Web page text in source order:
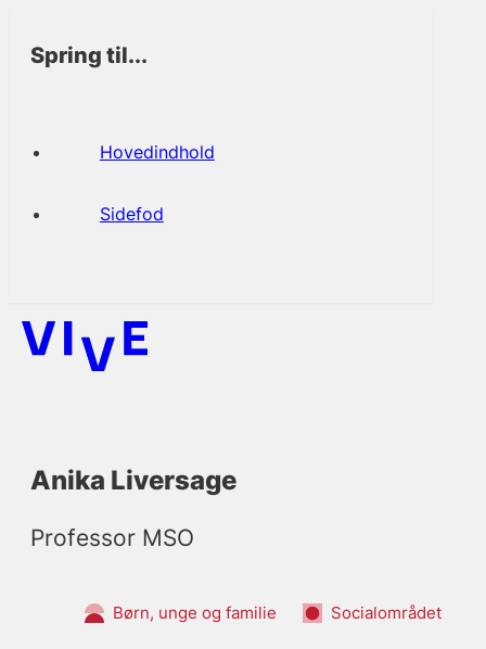
Spring til...
Hovedindhold
Sidefod
Anika Liversage
Professor MSO
Børn, unge og familie Socialområdet